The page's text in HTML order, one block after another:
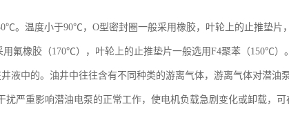
。温度小于90℃，O型密封圈一般采用橡胶，叶轮上的止推垫片
氟橡胶（170℃），叶轮上的止推垫片一般选用F4聚苯（150℃）。
液中的。油井中往往含有不同种类的游离气体，游离气体对潜油
严重影响潜油电泵的正常工作，使电机负载急剧变化或卸载，